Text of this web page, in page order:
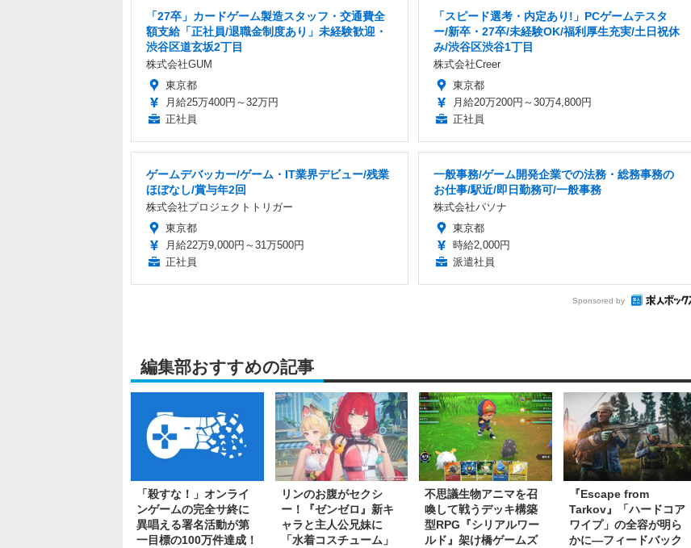
「27卒」カードゲーム製造スタッフ・交通費全
額支給「正社員/退職金制度あり」未経験歓迎・
渋谷区道玄坂2丁目
株式会社GUM
東京都
月給25万400円～32万円
正社員
「スピード選考・内定あり!」PCゲームテスタ
ー/新卒・27卒/未経験OK/福利厚生充実/土日祝休
み/渋谷区渋谷1丁目
株式会社Creer
東京都
月給20万200円～30万4,800円
正社員
ゲームデバッカー/ゲーム・IT業界デビュー/残業
ほぼなし/賞与年2回
株式会社プロジェクトトリガー
東京都
月給22万9,000円～31万500円
正社員
一般事務/ゲーム開発企業での法務・総務事務の
お仕事/駅近/即日勤務可/一般事務
株式会社パソナ
東京都
時給2,000円
派遣社員
Sponsored by
編集部おすすめの記事
「殺すな！」オンライ
ンゲームの完全サ終に
異唱える署名活動が第
一目標の100万件達成！
リンのお腹がセクシ
ー！『ゼンゼロ』新キ
ャラと主人公兄妹に
「水着コスチューム」
不思議生物アニマを召
喚して戦うデッキ構築
型RPG『シリアルワー
ルド』架け橋ゲームズ
『Escape from
Tarkov』「ハードコア
ワイプ」の全容が明ら
かに―フィードバック